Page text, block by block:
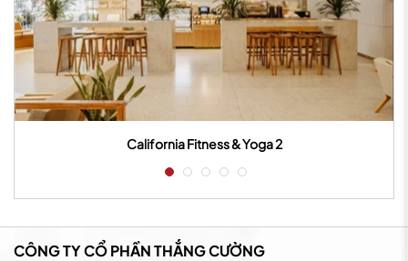
California Fitness & Yoga 2
CÔNG TY CỔ PHẦN THẮNG CƯỜNG